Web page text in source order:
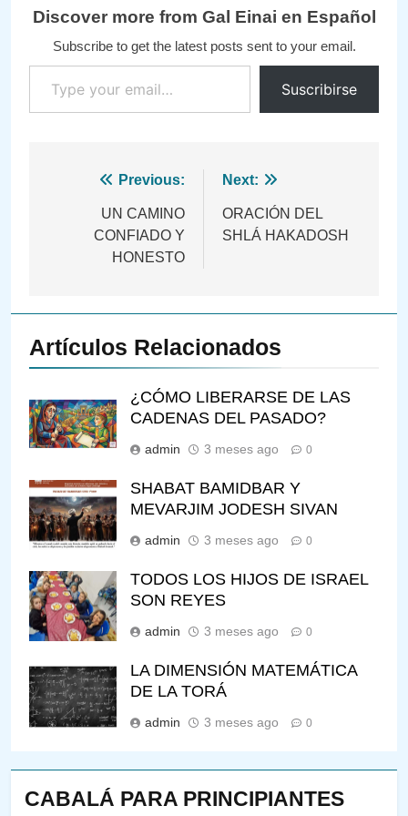
CABALÁ PARA PRINCIPIANTES
Discover more from Gal Einai en Español
Subscribe to get the latest posts sent to your email.
Type your email…
Suscribirse
Navegación
entradas
Previous:
UN CAMINO
CONFIADO Y
HONESTO
Next:
ORACIÓN DEL
SHLÁ HAKADOSH
Artículos Relacionados
¿CÓMO LIBERARSE DE LAS
CADENAS DEL PASADO?
admin 3 meses ago 0
SHABAT BAMIDBAR Y
MEVARJIM JODESH SIVAN
admin 3 meses ago 0
TODOS LOS HIJOS DE ISRAEL
SON REYES
admin 3 meses ago 0
LA DIMENSIÓN MATEMÁTICA
DE LA TORÁ
admin 3 meses ago 0